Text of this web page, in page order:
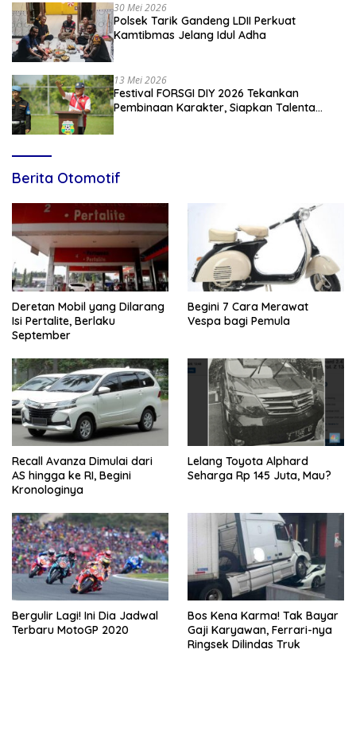
30 Mei 2026
Polsek Tarik Gandeng LDII Perkuat
Kamtibmas Jelang Idul Adha
13 Mei 2026
Festival FORSGI DIY 2026 Tekankan
Pembinaan Karakter, Siapkan Talenta
Berita Otomotif
Deretan Mobil yang Dilarang
Isi Pertalite, Berlaku
September
Begini 7 Cara Merawat
Vespa bagi Pemula
Recall Avanza Dimulai dari
AS hingga ke RI, Begini
Kronologinya
Lelang Toyota Alphard
Seharga Rp 145 Juta, Mau?
Bergulir Lagi! Ini Dia Jadwal
Terbaru MotoGP 2020
Bos Kena Karma! Tak Bayar
Gaji Karyawan, Ferrari-nya
Ringsek Dilindas Truk